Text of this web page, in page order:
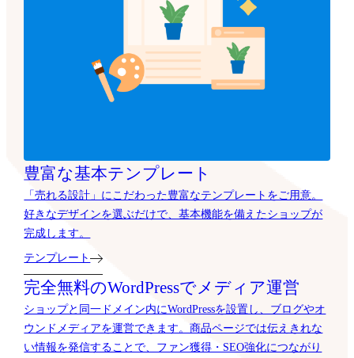
「売れる設計」にこだわった豊富なテンプレートをご用意。
好きなデザインを選ぶだけで、基本機能を備えたショップが
完成します。
テンプレート
完全無料のWordPressでメディア運営
ショップと同一ドメイン内にWordPressを設置し、ブログやオ
ウンドメディアを運営できます。商品ページでは伝えきれな
い情報を発信することで、ファン獲得・SEO強化につながり
ます。